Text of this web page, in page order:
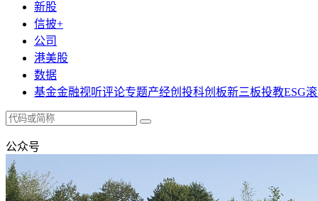
新股
信披+
公司
港美股
数据
基金金融视听评论专题产经创投科创板新三板投教ESG
公众号